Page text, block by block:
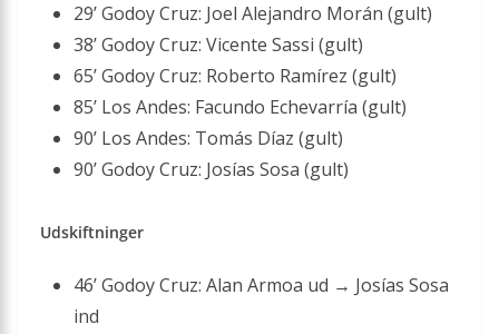
29’ Godoy Cruz: Joel Alejandro Morán (gult)
38’ Godoy Cruz: Vicente Sassi (gult)
65’ Godoy Cruz: Roberto Ramírez (gult)
85’ Los Andes: Facundo Echevarría (gult)
90’ Los Andes: Tomás Díaz (gult)
90’ Godoy Cruz: Josías Sosa (gult)
Udskiftninger
46’ Godoy Cruz: Alan Armoa ud → Josías Sosa
ind